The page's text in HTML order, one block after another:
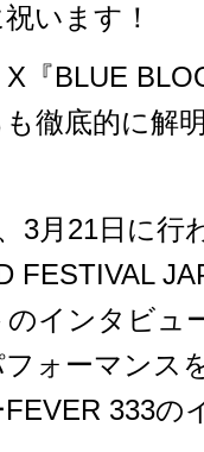
います！
『BLUE
徹底的に解
3月21日に行
FESTIVAL
のインタビュ
ォーマンス
FEVER 333の